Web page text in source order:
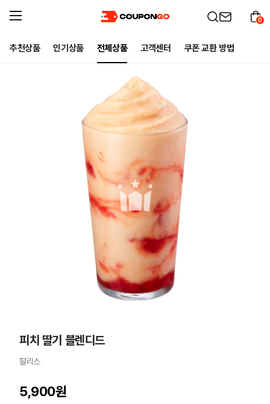
추천상품 인기상품 전체상품 고객센터 쿠폰 교환 방법
0
피치 딸기 블렌디드
할리스
5,900원